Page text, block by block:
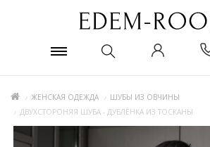
ЖЕНСКАЯ ОДЕЖДА
ШУБЫ ИЗ ОВЧИНЫ
ДВУХСТОРОНЯЯ ШУБА - ДУБЛЁНКА ИЗ ТОСКАНЫ